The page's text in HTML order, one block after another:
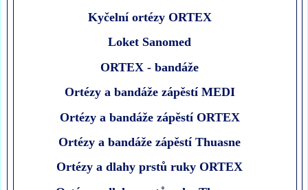
Kyčelní ortézy ORTEX
Loket Sanomed
ORTEX - bandáže
Ortézy a bandáže zápěstí MEDI
Ortézy a bandáže zápěstí ORTEX
Ortézy a bandáže zápěstí Thuasne
Ortézy a dlahy prstů ruky ORTEX